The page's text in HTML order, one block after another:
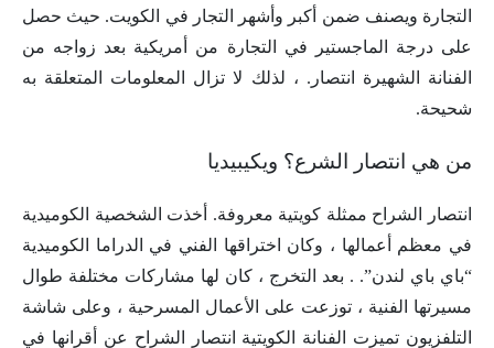
التجارة ويصنف ضمن أكبر وأشهر التجار في الكويت. حيث حصل
على درجة الماجستير في التجارة من أمريكية بعد زواجه من
الفنانة الشهيرة انتصار. ، لذلك لا تزال المعلومات المتعلقة به
شحيحة.
من هي انتصار الشرع؟ ويكيبيديا
انتصار الشراح ممثلة كويتية معروفة. أخذت الشخصية الكوميدية
في معظم أعمالها ، وكان اختراقها الفني في الدراما الكوميدية
“باي باي لندن”. . بعد التخرج ، كان لها مشاركات مختلفة طوال
مسيرتها الفنية ، توزعت على الأعمال المسرحية ، وعلى شاشة
التلفزيون تميزت الفنانة الكويتية انتصار الشراح عن أقرانها في